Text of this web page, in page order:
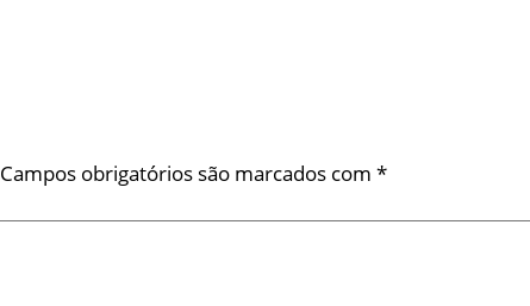
Campos obrigatórios são marcados com*